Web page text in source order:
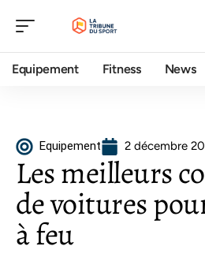
Equipement Fitness News
Equipement 2 décembre
Les meilleurs
de voitures
à feu